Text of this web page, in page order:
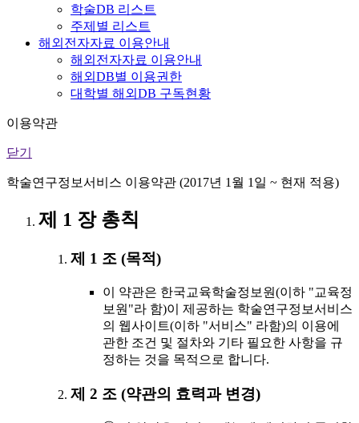
학술DB 리스트
주제별 리스트
해외전자자료 이용안내
해외전자자료 이용안내
해외DB별 이용권한
대학별 해외DB 구독현황
이용약관
닫기
학술연구정보서비스 이용약관 (2017년 1월 1일 ~ 현재 적용)
제 1 장 총칙
제 1 조 (목적)
이 약관은 한국교육학술정보원(이하 "교육정
보원"라 함)이 제공하는 학술연구정보서비스
의 웹사이트(이하 "서비스" 라함)의 이용에
관한 조건 및 절차와 기타 필요한 사항을 규
정하는 것을 목적으로 합니다.
제 2 조 (약관의 효력과 변경)